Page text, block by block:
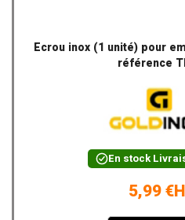
Ecrou inox (1 unité) pour
référence
En stock
5,99